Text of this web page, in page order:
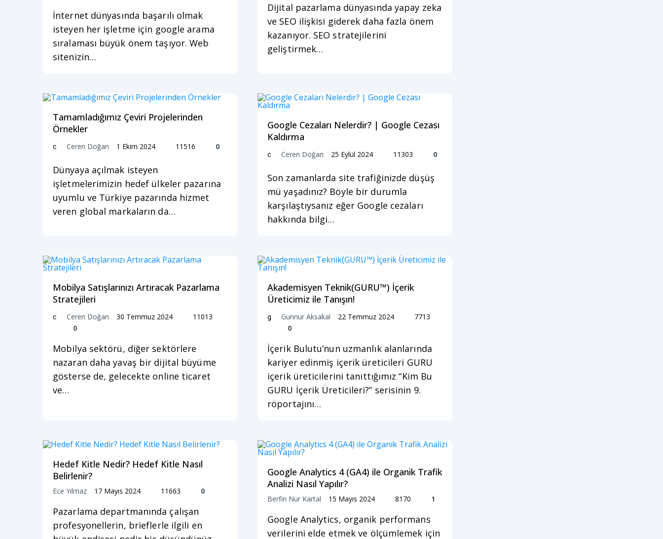
İnternet dünyasında başarılı olmak
isteyen her işletme için google arama
sıralaması büyük önem taşıyor. Web
sitenizin…
Dijital pazarlama dünyasında yapay zeka
ve SEO ilişkisi giderek daha fazla önem
kazanıyor. SEO stratejilerini
geliştirmek…
Tamamladığımız Çeviri Projelerinden
Örnekler
c Ceren Doğan 1 Ekim 2024 11516 0
Dünyaya açılmak isteyen
işletmelerimizin hedef ülkeler pazarına
uyumlu ve Türkiye pazarında hizmet
veren global markaların da…
Google Cezaları Nelerdir? | Google Cezası
Kaldırma
c Ceren Doğan 25 Eylül 2024 11303 0
Son zamanlarda site trafiğinizde düşüş
mü yaşadınız? Böyle bir durumla
karşılaştıysanız eğer Google cezaları
hakkında bilgi…
Mobilya Satışlarınızı Artıracak Pazarlama
Stratejileri
c Ceren Doğan 30 Temmuz 2024
11013
0
Mobilya sektörü, diğer sektörlere
nazaran daha yavaş bir dijital büyüme
gösterse de, gelecekte online ticaret
ve…
Akademisyen Teknik(GURU™) İçerik
Üreticimiz ile Tanışın!
g Gunnur Aksakal 22 Temmuz 2024
7713
0
İçerik Bulutu’nun uzmanlık alanlarında
kariyer edinmiş içerik üreticileri GURU
içerik üreticilerini tanıttığımız “Kim Bu
GURU İçerik Üreticileri?” serisinin 9.
röportajını…
Hedef Kitle Nedir? Hedef Kitle Nasıl
Belirlenir?
Ece Yılmaz 17 Mayıs 2024 11663 0
Pazarlama departmanında çalışan
profesyonellerin, brieflerle ilgili en
Google Analytics 4 (GA4) ile Organik Trafik
Analizi Nasıl Yapılır?
Berfin Nur Kartal 15 Mayıs 2024 8170 1
Google Analytics, organik performans
verilerini elde etmek ve ölçümlemek için